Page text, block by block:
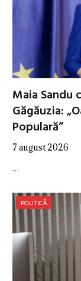
Maia Sandu
Găgăuzia:
Populară”
7 august 2026
…
POLITICĂ